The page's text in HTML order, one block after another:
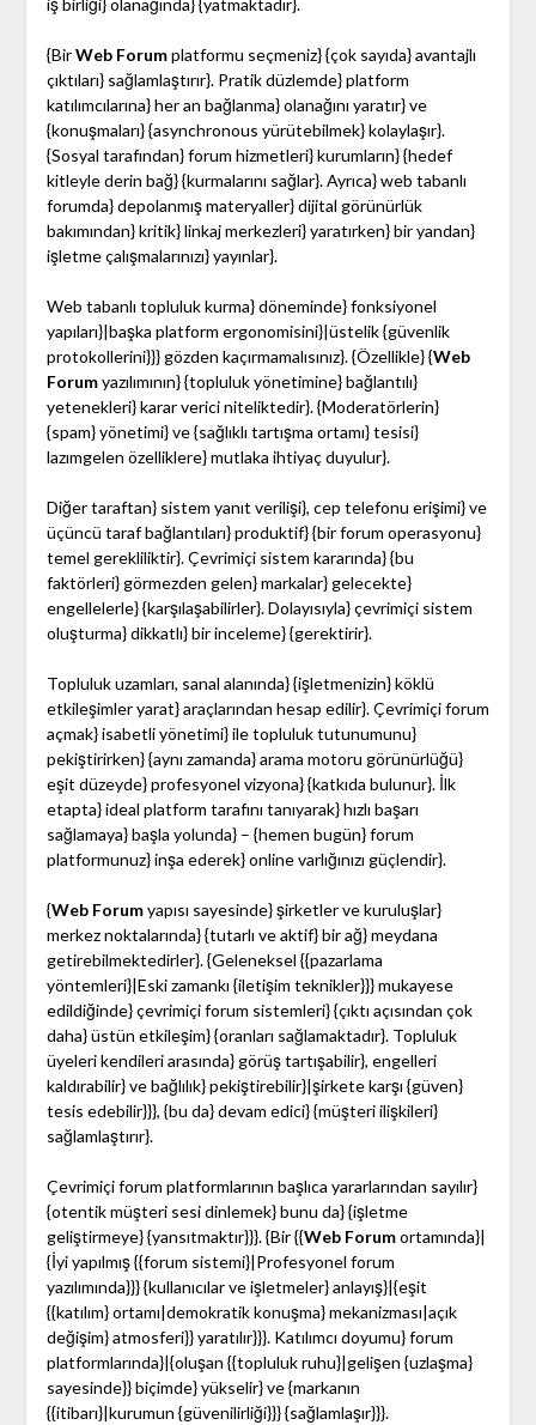
iş birliği} olanağında} {yatmaktadır}.
{BirWeb Forumplatformu seçmeniz} {çok sayıda} avantajlı
çıktıları} sağlamlaştırır}. Pratik düzlemde} platform
katılımcılarına} her an bağlanma} olanağını yaratır} ve
{konuşmaları} {asynchronous yürütebilmek} kolaylaşır}.
{Sosyal tarafından} forum hizmetleri} kurumların} {hedef
kitleyle derin bağ} {kurmalarını sağlar}. Ayrıca} web tabanlı
forumda} depolanmış materyaller} dijital görünürlük
bakımından} kritik} linkaj merkezleri} yaratırken} bir yandan}
işletme çalışmalarınızı} yayınlar}.
Web tabanlı topluluk kurma} döneminde} fonksiyonel
yapıları}|başka platform ergonomisini}|üstelik {güvenlik
protokollerini}}} gözden kaçırmamalısınız}. {Özellikle} {Web
Forumyazılımının} {topluluk yönetimine} bağlantılı}
yetenekleri} karar verici niteliktedir}. {Moderatörlerin}
{spam} yönetimi} ve {sağlıklı tartışma ortamı} tesisi}
lazımgelen özelliklere} mutlaka ihtiyaç duyulur}.
Diğer taraftan} sistem yanıt verilişi}, cep telefonu erişimi} ve
üçüncü taraf bağlantıları} produktif} {bir forum operasyonu}
temel gerekliliktir}. Çevrimiçi sistem kararında} {bu
faktörleri} görmezden gelen} markalar} gelecekte}
engellelerle} {karşılaşabilirler}. Dolayısıyla} çevrimiçi sistem
oluşturma} dikkatlı} bir inceleme} {gerektirir}.
Topluluk uzamları, sanal alanında} {işletmenizin} köklü
etkileşimler yarat} araçlarından hesap edilir}. Çevrimiçi forum
açmak} isabetli yönetimi} ile topluluk tutunumunu}
pekiştirirken} {aynı zamanda} arama motoru görünürlüğü}
eşit düzeyde} profesyonel vizyona} {katkıda bulunur}. İlk
etapta} ideal platform tarafını tanıyarak} hızlı başarı
sağlamaya} başla yolunda} – {hemen bugün} forum
platformunuz} inşa ederek} online varlığınızı güçlendir}.
{Web Forumyapısı sayesinde} şirketler ve kuruluşlar}
merkez noktalarında} {tutarlı ve aktif} bir ağ} meydana
getirebilmektedirler}. {Geleneksel {{pazarlama
yöntemleri}|Eski zamankı {iletişim teknikler}}} mukayese
edildiğinde} çevrimiçi forum sistemleri} {çıktı açısından çok
daha} üstün etkileşim} {oranları sağlamaktadır}. Topluluk
üyeleri kendileri arasında} görüş tartışabilir}, engelleri
kaldırabilir} ve bağlılık} pekiştirebilir}|şirkete karşı {güven}
tesis edebilir}}}, {bu da} devam edici} {müşteri ilişkileri}
sağlamlaştırır}.
Çevrimiçi forum platformlarının başlıca yararlarından sayılır}
{otentik müşteri sesi dinlemek} bunu da} {işletme
geliştirmeye} {yansıtmaktır}}}. {Bir {{Web Forumortamında}|
{İyi yapılmış {{forum sistemi}|Profesyonel forum
yazılımında}}} {kullanıcılar ve işletmeler} anlayış}|{eşit
{{katılım} ortamı|demokratik konuşma} mekanizması|açık
değişim} atmosferi}} yaratılır}}}. Katılımcı doyumu} forum
platformlarında}|{oluşan {{topluluk ruhu}|gelişen {uzlaşma}
sayesinde}} biçimde} yükselir} ve {markanın
{{itibarı}|kurumun {güvenilirliği}}} {sağlamlaşır}}}.